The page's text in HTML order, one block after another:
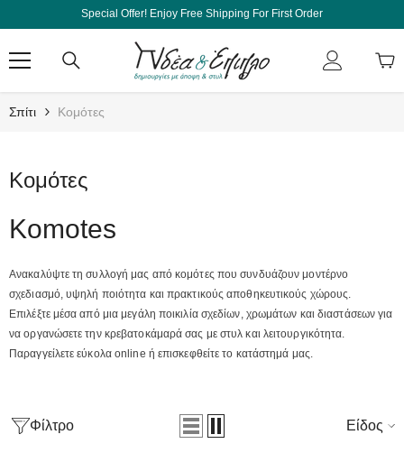
Μετάβαση Στο Περιεχόμενο
Special Offer! Enjoy Free Shipping For First Order
Σπίτι Κομότες
Κομότες
Komotes
Ανακαλύψτε τη συλλογή μας από κομότες που συνδυάζουν μοντέρνο
σχεδιασμό, υψηλή ποιότητα και πρακτικούς αποθηκευτικούς χώρους.
Επιλέξτε μέσα από μια μεγάλη ποικιλία σχεδίων, χρωμάτων και διαστάσεων για
να οργανώσετε την κρεβατοκάμαρά σας με στυλ και λειτουργικότητα.
Παραγγείλετε εύκολα online ή επισκεφθείτε το κατάστημά μας.
Φίλτρο Είδος